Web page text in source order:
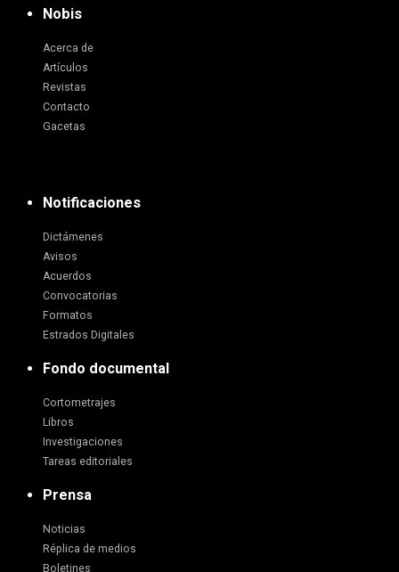
Nobis
Acerca de
Artículos
Revistas
Contacto
Gacetas
Notificaciones
Dictámenes
Avisos
Acuerdos
Convocatorias
Formatos
Estrados Digitales
Fondo documental
Cortometrajes
Libros
Investigaciones
Tareas editoriales
Prensa
Noticias
Réplica de medios
Boletines